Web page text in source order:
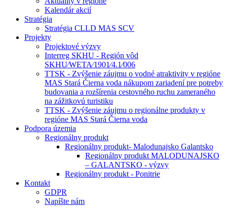
Kalendár akcií
Stratégia
Stratégia CLLD MAS SCV
Projekty
Projektové výzvy
Interreg SKHU - Región vôd
SKHU⁄WETA⁄1901⁄4.1⁄006
TTSK - Zvýšenie záujmu o vodné atraktivity v regióne
MAS Stará Čierna voda nákupom zariadení pre potreby
budovania a rozšírenia cestovného ruchu zameraného
na zážitkovú turistiku
TTSK - Zvýšenie záujmu o regionálne produkty v
regióne MAS Stará Čierna voda
Podpora územia
Regionálny produkt
Regionálny produkt- Malodunajsko Galantsko
Regionálny produkt MALODUNAJSKO
– GALANTSKO - výzvy
Regionálny produkt - Ponitrie
Kontakt
GDPR
Napíšte nám